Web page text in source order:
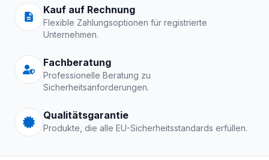
Kauf auf Rechnung
Flexible Zahlungsoptionen für registrierte
Unternehmen.
Fachberatung
Professionelle Beratung zu
Sicherheitsanforderungen.
Qualitätsgarantie
Produkte, die alle EU-Sicherheitsstandards erfüllen.